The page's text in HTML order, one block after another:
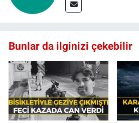
Bunlar da ilginizi çekebilir